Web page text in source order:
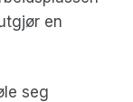
en
seg